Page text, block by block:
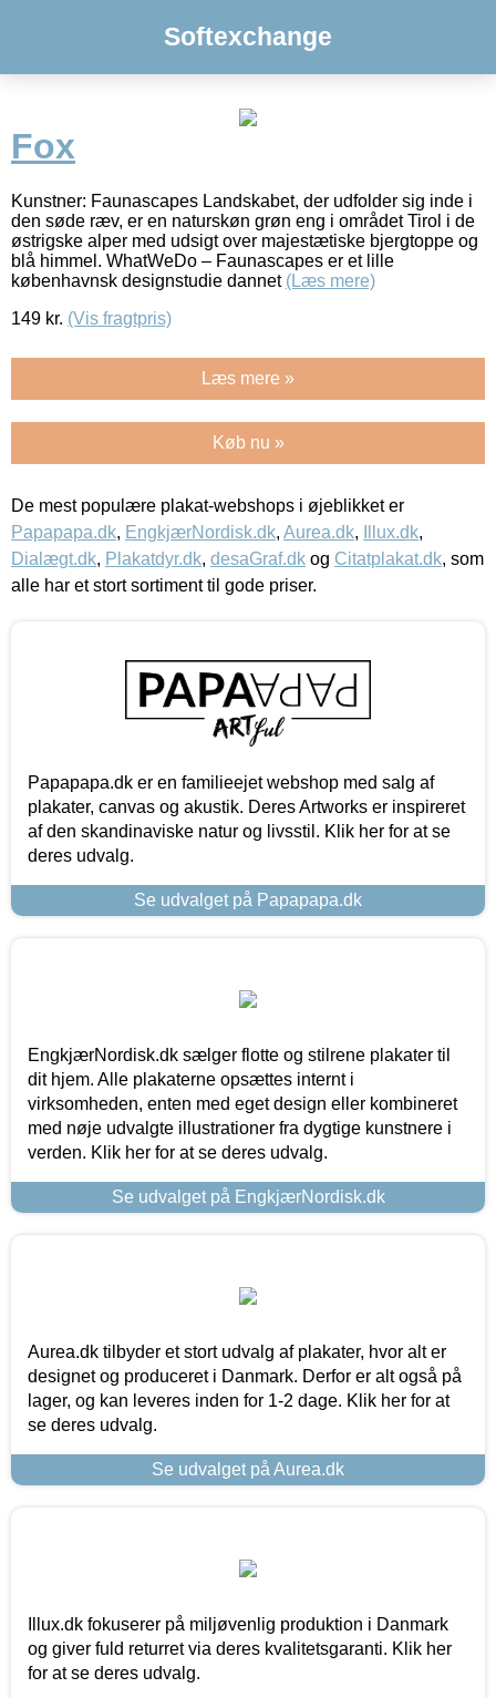
Softexchange
Fox
Kunstner: Faunascapes Landskabet, der udfolder sig inde i
den søde ræv, er en naturskøn grøn eng i området Tirol i de
østrigske alper med udsigt over majestætiske bjergtoppe og
blå himmel. WhatWeDo – Faunascapes er et lille
københavnsk designstudie dannet (Læs mere)
149 kr. (Vis fragtpris)
Læs mere »
Køb nu »
De mest populære plakat-webshops i øjeblikket er
Papapapa.dk, EngkjærNordisk.dk, Aurea.dk, Illux.dk,
Dialægt.dk, Plakatdyr.dk, desaGraf.dk og Citatplakat.dk, som
alle har et stort sortiment til gode priser.
Papapapa.dk er en familieejet webshop med salg af
plakater, canvas og akustik. Deres Artworks er inspireret
af den skandinaviske natur og livsstil. Klik her for at se
deres udvalg.
Se udvalget på Papapapa.dk
EngkjærNordisk.dk sælger flotte og stilrene plakater til
dit hjem. Alle plakaterne opsættes internt i
virksomheden, enten med eget design eller kombineret
med nøje udvalgte illustrationer fra dygtige kunstnere i
verden. Klik her for at se deres udvalg.
Se udvalget på EngkjærNordisk.dk
Aurea.dk tilbyder et stort udvalg af plakater, hvor alt er
designet og produceret i Danmark. Derfor er alt også på
lager, og kan leveres inden for 1-2 dage. Klik her for at
se deres udvalg.
Se udvalget på Aurea.dk
Illux.dk fokuserer på miljøvenlig produktion i Danmark
og giver fuld returret via deres kvalitetsgaranti. Klik her
for at se deres udvalg.